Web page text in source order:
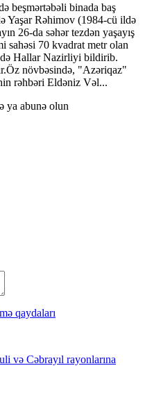
beşmərtəbəli binada baş
Yaşar Rəhimov (1984-cü ildə
26-da səhər tezdən yaşayış
sahəsi 70 kvadrat metr olan
Hallar Nazirliyi bildirib.
növbəsində, "Azəriqaz"
rəhbəri Eldəniz Vəl...
ya abunə olun
qaydaları